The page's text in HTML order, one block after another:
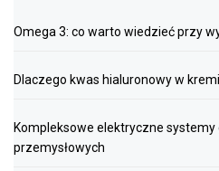
Omega 3: co warto wiedzieć przy
Dlaczego kwas hialuronowy w
Kompleksowe elektryczne systemy
przemysłowych